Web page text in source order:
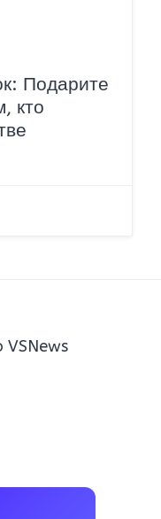
Подарите
кто
VSNews